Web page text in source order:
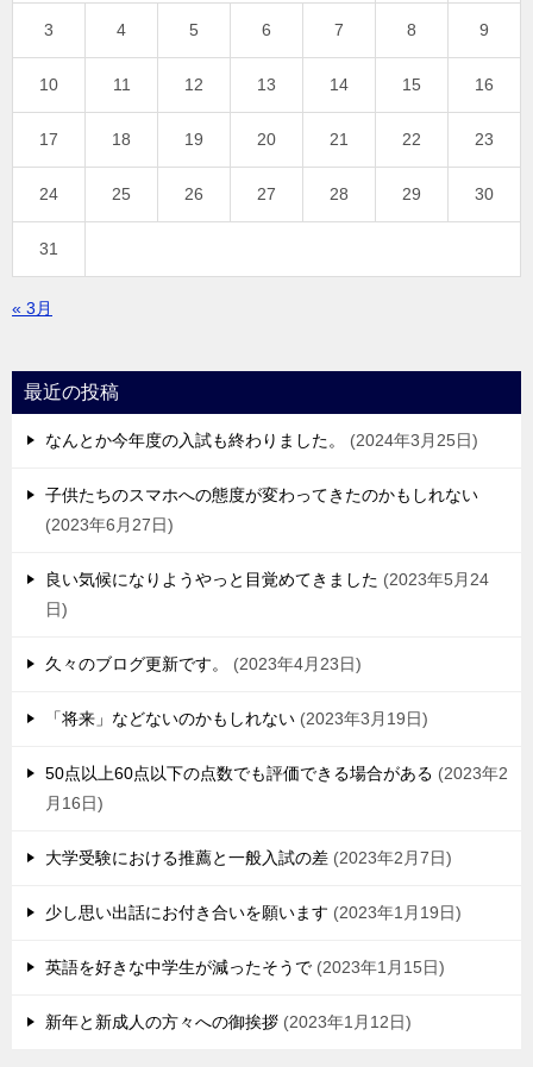
3 4 5 6 7 8 9
10 11 12 13 14 15 16
17 18 19 20 21 22 23
24 25 26 27 28 29 30
31
« 3月
最近の投稿
なんとか今年度の入試も終わりました。 2024年3月25日
子供たちのスマホへの態度が変わってきたのかもしれない
2023年6月27日
良い気候になりようやっと目覚めてきました
2023年5月24
日
久々のブログ更新です。 2023年4月23日
「将来」などないのかもしれない 2023年3月19日
50点以上60点以下の点数でも評価できる場合がある
2023年2
月16日
大学受験における推薦と一般入試の差 2023年2月7日
少し思い出話にお付き合いを願います 2023年1月19日
英語を好きな中学生が減ったそうで 2023年1月15日
新年と新成人の方々への御挨拶 2023年1月12日